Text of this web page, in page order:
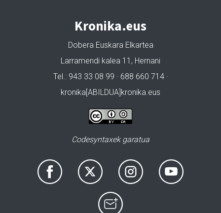
Kronika.eus
Dobera Euskara Elkartea
Larramendi kalea 11, Hernani
Tel.: 943 33 08 99 · 688 660 714 ·
kronika[ABILDUA]kronika.eus
Codesyntaxek garatua